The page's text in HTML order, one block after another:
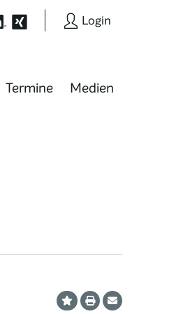
Login
Termine Medien